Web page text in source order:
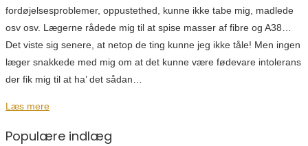
fordøjelsesproblemer, oppustethed, kunne ikke tabe mig, madlede
osv osv. Lægerne rådede mig til at spise masser af fibre og A38…
Det viste sig senere, at netop de ting kunne jeg ikke tåle! Men ingen
læger snakkede med mig om at det kunne være fødevare intolerans
der fik mig til at ha’ det sådan…
Læs mere
Populære indlæg